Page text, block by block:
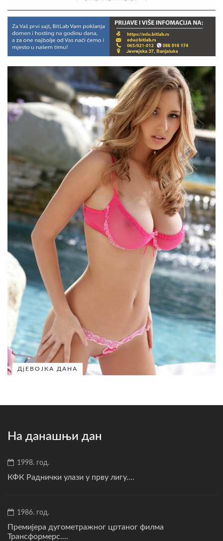
ДјЕВОЈКА ДАНА
На данашњи дан
1998. год.
КФК Раднички улази у прву лигу....
1986. год.
Премијера дугометражног цртаног филма
Трансформерс....